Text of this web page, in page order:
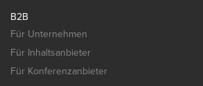
B2B
Für Unternehmen
Für Inhaltsanbieter
Für Konferenzanbieter